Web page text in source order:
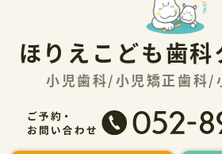
ほりえこども歯科
小児歯科/小児矯正歯科/